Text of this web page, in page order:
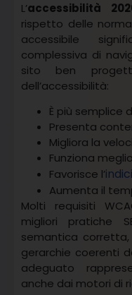
L’accessibilità
rispetto delle
accessibile
complessiva di
sito ben
dell’accessibilità:
È più semplice
Presenta
Migliora la
Funziona
Favorisce l’
Aumenta il
Molti requisiti
migliori pratiche
semantica
gerarchie coerenti
adeguato
anche dai motori di